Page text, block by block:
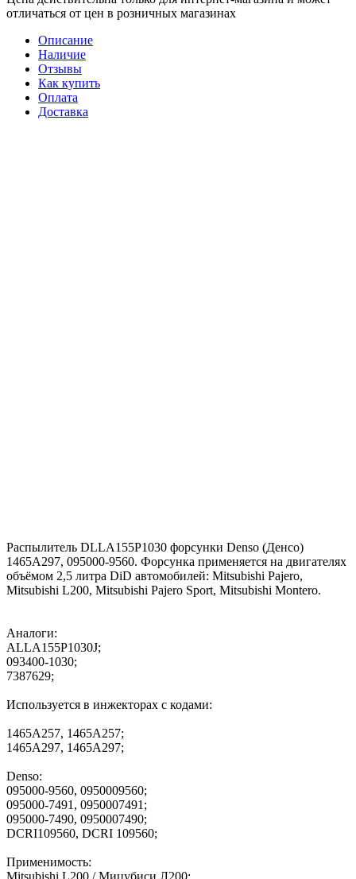
отличаться от цен в розничных магазинах
Описание
Наличие
Отзывы
Как купить
Оплата
Доставка
Распылитель DLLA155P1030 форсунки Denso (Денсо)
1465A297, 095000-9560. Форсунка применяется на двигателях
объёмом 2,5 литра DiD автомобилей: Mitsubishi Pajero,
Mitsubishi L200, Mitsubishi Pajero Sport, Mitsubishi Montero.
Аналоги:
ALLA155P1030J;
093400-1030;
7387629;
Используется в инжекторах с кодами:
1465A257, 1465А257;
1465A297, 1465А297;
Denso:
095000-9560, 0950009560;
095000-7491, 0950007491;
095000-7490, 0950007490;
DCRI109560, DCRI 109560;
Применимость:
Mitsubishi L200 / Мицубиси Л200;